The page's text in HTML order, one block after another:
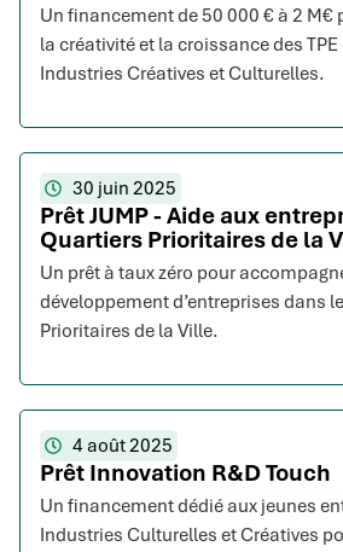
Un financement de 50 000 € à 2
la créativité et la croissance des TPE
Industries Créatives et Culturelles.
30 juin 2025
Prêt JUMP - Aide aux
Quartiers Prioritaires de la
Un prêt à taux zéro pour
développement d’entreprises dans
Prioritaires de la Ville.
4 août 2025
Prêt Innovation R&D Touch
Un financement dédié aux jeunes
Industries Culturelles et Créatives